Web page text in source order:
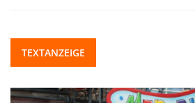
TEXTANZEIGE